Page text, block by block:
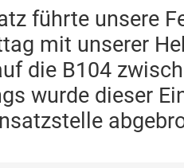
führte unsere
mit unserer
die B104
wurde dieser